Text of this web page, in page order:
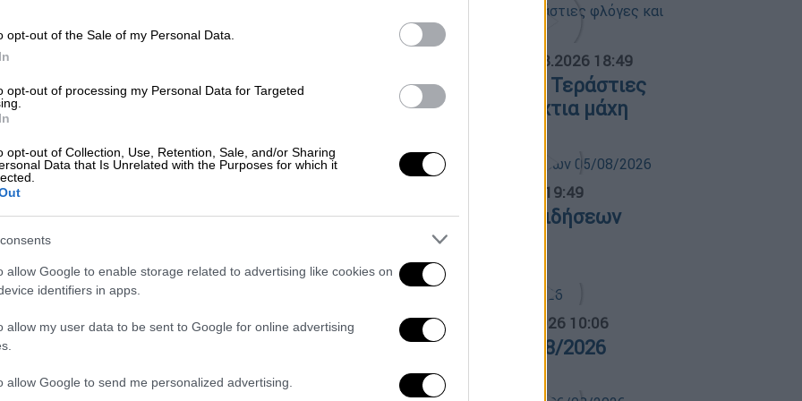
opt-out of the Sale of my Personal Data.
opt-out of processing my Personal Data for Targeted
opt-out of Collection, Use, Retention, Sale, and/or Sharing
Data that Is Unrelated with the Purposes for which it
allow Google to enable storage related to advertising like cookies on
identifiers in apps.
allow my user data to be sent to Google for online advertising
allow Google to send me personalized advertising.
στίβου Κ23
06.08.2026 18:49
Φωτιά στη Σκύρο: Τεράστιες
φλόγες και ολονύχτια μάχη
05.08.2026 19:49
Κεντρικό δελτίο ειδήσεων
05/08/2026
Ώρα Ελλάδος... 06.08.2026 10:06
Ώρα Ελλάδος 06/08/2026